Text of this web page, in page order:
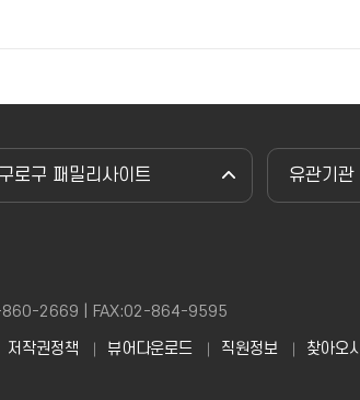
구로구 패밀리사이트 유관기관
860-2669 | FAX:02-864-9595
저작권정책 뷰어다운로드 직원정보 찾아오